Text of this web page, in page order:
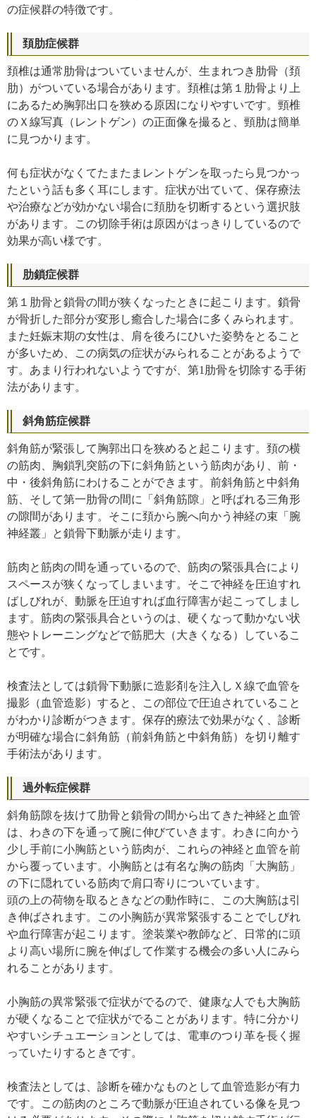
の症候群の特徴です。
頚肋症候群
頚椎は通常肋骨はついていませんが、生まれつき肋骨（頚
肋）がついている場合があります。頚椎は第１肋骨より上
にあるため胸郭出口を狭める原因になりやすいです。頸椎
のＸ線写真（レントゲン）の正面像を撮ると、頸肋は簡単
に見つかります。
何も症状がなくてたまたまレントゲンを取ったら見つかっ
たという話も多く耳にします。症状が出ていて、保存療法
や治療などが効かない場合に頚肋を切断するという選択肢
があります。この切除手術は原因がはっきりしているので
効果が高い様です。
肋鎖症候群
第１肋骨と鎖骨の間が狭くなったときに起こります。鎖骨
が骨折した部分が変形し癒合した場合に多くみられます。
また妊娠末期の女性は、肩を後ろにひいた姿勢をとること
が多いため、この病気の症状がみられることがあるようで
す。あまり行われないようですが、第1肋骨を切除する手術
法があります。
斜角筋症候群
斜角筋が緊張して胸郭出口を狭めると起こります。頚の横
の筋肉、胸鎖乳突筋の下に斜角筋という筋肉があり、前・
中・後斜角筋にわけることができます。前斜角筋と中斜角
筋、そして第一肋骨の間に「斜角筋隙」と呼ばれる三角形
の隙間があります。そこに頚から腕へ向かう神経の束「腕
神経叢」と鎖骨下動脈が走ります。
筋肉と筋肉の間を通っているので、筋肉の緊張具合により
スペースが狭くなってしまいます。そこで神経を圧迫すれ
ばしびれが、動脈を圧迫すれば血行障害が起こってしまし
ます。筋肉の緊張具合というのは、硬くなって動かない状
態やトレーニングなどで筋肥大（大きくなる）しているこ
とです。
検査法としては鎖骨下動脈に造影剤を注入しＸ線で血管を
撮影（血管造影）すると、この部位で圧迫されていること
がわかり診断がつきます。保存的療法で効果がなく、診断
が明確な場合に斜角筋（前斜角筋と中斜角筋）を切り離す
手術法があります。
過外転症候群
斜角筋隙を抜けて肋骨と鎖骨の間から出てきた神経と血管
は、わきの下を通って腕に伸びていきます。わきに向かう
少し手前に小胸筋という筋肉が、これらの神経と血管を前
から覆っています。小胸筋とは有名な胸の筋肉「大胸筋」
の下に隠れている筋肉で肩口寄りについています。
頭の上の荷物を取るときなどの動作時に、この大胸筋は引
き伸ばされます。この小胸筋が異常緊張することでしびれ
や血行障害が起こります。塗装業や教師など、日常的に頭
より高い場所に腕を伸ばして作業する機会の多い人にみら
れることがあります。
小胸筋の異常緊張で症状がでるので、健康な人でも大胸筋
が硬くなることで症状がでることがあります。特に分かり
やすいシチュエーションとしては、電車のつり革を長く握
っていたりするときです。
検査法としては、診断を確かなものとして血管造影が有力
です。この筋肉のところで動脈が圧迫されている像を見つ